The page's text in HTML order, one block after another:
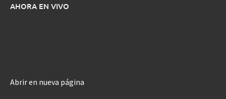
AHORA EN VIVO
Abrir en nueva página